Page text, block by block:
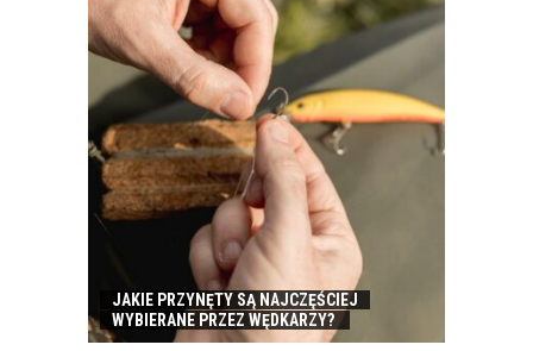
JAKIE PRZYNĘTY SĄ NAJCZĘŚCIEJ
WYBIERANE PRZEZ WĘDKARZY?